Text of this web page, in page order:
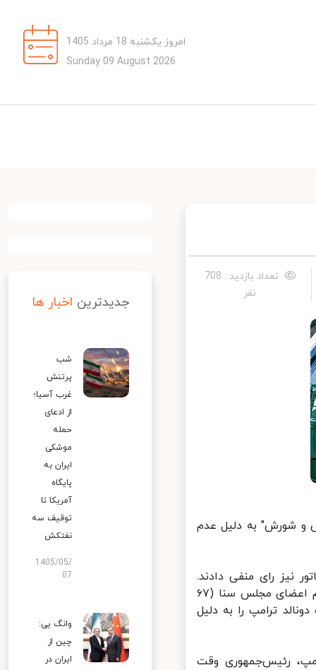
امروز یکشنبه 18 مرداد 1405
Sunday 09 August 2026
تعداد بازدید : 708
نفر
و شورش" به دلیل عدم
به استیضاح دونالد ترامپ رای مثبت و ۴۳ سناتور نیز رای منفی دادند.
دموکرات ها برای متخلف شناخته شدن دونالد ترامپ به رای موافق دو سوم اعضای مجلس سنا (۶۷
با ۵۰ سناتور دموکرات دونالد ترامپ را به دلیل
دونالد ترامپ، رئیس‌جمهوری وقت
جدیدترین اخبار ها
شب
پرتنش
غرب آسیا؛
از ادعای
حمله
موشکی
ایران به
پایگاه
آمریکا تا
توقیف سه
نفتکش
1405/05/
07
وانگ یی:
چین از
ایران در